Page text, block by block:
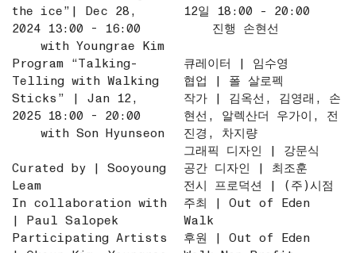
the ice”| Dec 28,
2024 13:00 - 16:00
with Youngrae Kim
Program “Talking-
Telling with Walking
Sticks” | Jan 12,
2025 18:00 - 20:00
with Son Hyunseon
Curated by | Sooyoung
Leam
In collaboration with
| Paul Salopek
Participating Artists
12일 18:00 - 20:00
진행 손현선
큐레이터 | 임수영
협업 | 폴 살로펙
작가 | 김옥선, 김영래, 손
현선, 알렉산더 우가이, 전
진경, 차지량
그래픽 디자인 | 강문식
공간 디자인 | 최조훈
전시 프로덕션 | (주)시점
주최 | Out of Eden
Walk
후원 | Out of Eden